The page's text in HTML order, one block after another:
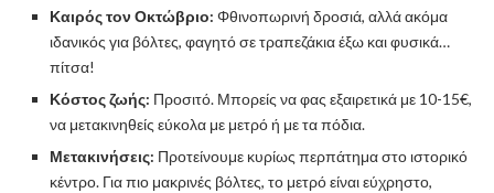
Καιρός τον Οκτώβριο: Φθινοπωρινή δροσιά, αλλά ακόμα
ιδανικός για βόλτες, φαγητό σε τραπεζάκια έξω και φυσικά…
πίτσα!
Κόστος ζωής: Προσιτό. Μπορείς να φας εξαιρετικά με 10-15€,
να μετακινηθείς εύκολα με μετρό ή με τα πόδια.
Μετακινήσεις: Προτείνουμε κυρίως περπάτημα στο ιστορικό
κέντρο. Για πιο μακρινές βόλτες, το μετρό είναι εύχρηστο,